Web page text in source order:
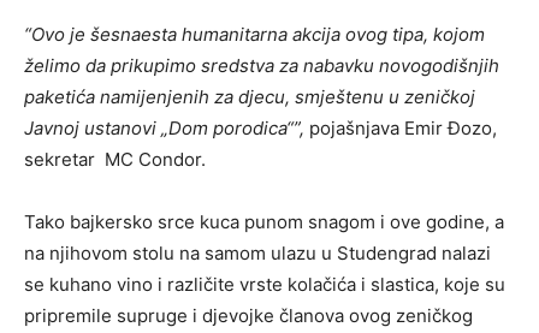
“Ovo je šesnaesta humanitarna akcija ovog tipa, kojom
želimo da prikupimo sredstva za nabavku novogodišnjih
paketića namijenjenih za djecu, smještenu u zeničkoj
Javnoj ustanovi „Dom porodica“”, pojašnjava Emir Đozo,
sekretar MC Condor.
Tako bajkersko srce kuca punom snagom i ove godine, a
na njihovom stolu na samom ulazu u Studengrad nalazi
se kuhano vino i različite vrste kolačića i slastica, koje su
pripremile supruge i djevojke članova ovog zeničkog